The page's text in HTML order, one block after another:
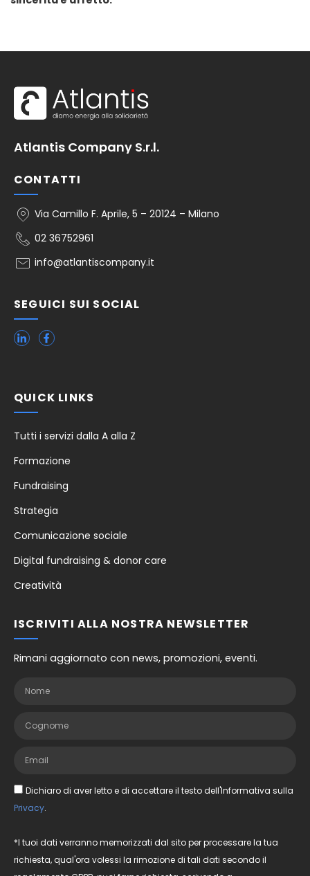
Atlantis Company S.r.l.
CONTATTI
Via Camillo F. Aprile, 5 – 20124 – Milano
02 36752961
info@atlantiscompany.it
SEGUICI SUI SOCIAL
QUICK LINKS
Tutti i servizi dalla A alla Z
Formazione
Fundraising
Strategia
Comunicazione sociale
Digital fundraising & donor care
Creatività
ISCRIVITI ALLA NOSTRA NEWSLETTER
Rimani aggiornato con news, promozioni, eventi.
Dichiaro di aver letto e di accettare il testo dell'Informativa sulla
Privacy
*I tuoi dati verranno memorizzati dal sito per processare la tua
richiesta, qual'ora volessi la rimozione di tali dati secondo il